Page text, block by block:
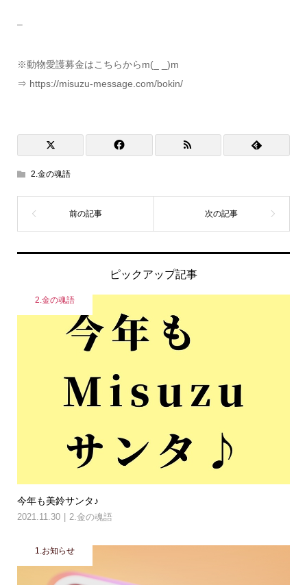
–
※動物愛護募金はこちらからm(_ _)m
⇒ https://misuzu-message.com/bokin/
2.金の魂語
ピックアップ記事
2.金の魂語
今年も美鈴サンタ♪
2021.11.30 2.金の魂語
1.お知らせ